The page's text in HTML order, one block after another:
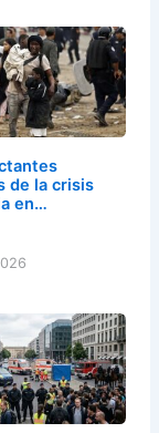
de la crisis
en…